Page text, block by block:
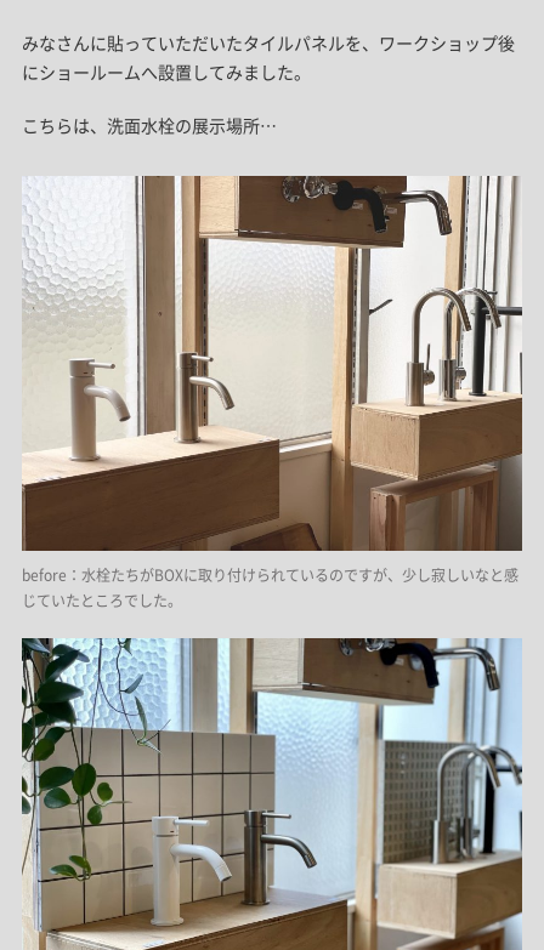
みなさんに貼っていただいたタイルパネルを、ワークショップ後
にショールームへ設置してみました。
こちらは、洗面水栓の展示場所…
before：水栓たちがBOXに取り付けられているのですが、少し寂しいなと感
じていたところでした。